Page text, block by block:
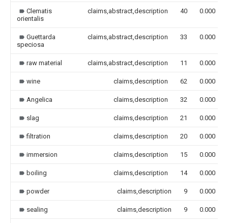
Clematis
orientalis
claims,abstract,description 40 0.000
Guettarda
speciosa
claims,abstract,description 33 0.000
raw material claims,abstract,description 11 0.000
wine claims,description 62 0.000
Angelica claims,description 32 0.000
slag claims,description 21 0.000
filtration claims,description 20 0.000
immersion claims,description 15 0.000
boiling claims,description 14 0.000
powder claims,description 9 0.000
sealing claims,description 9 0.000